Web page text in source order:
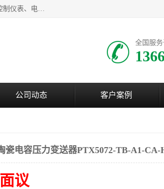
河南新瑞普测控技术有限公司主营：压力变送器、液位变送器、差压变送器、雷达料位计、电容物位计、温度显示控制仪表、电量变送器、流量计、工业自动化系统成套设备。
全国服
公司动态 客户案例
瓷电容压力变送器PTX5072-TB-A1-CA-
面议